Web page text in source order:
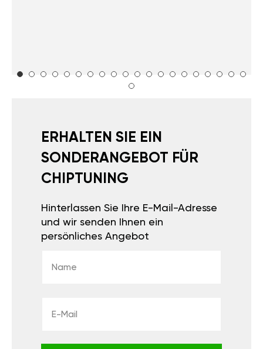
ERHALTEN SIE EIN
SONDERANGEBOT FÜR
CHIPTUNING
Hinterlassen Sie Ihre E-Mail-Adresse
und wir senden Ihnen ein
persönliches Angebot